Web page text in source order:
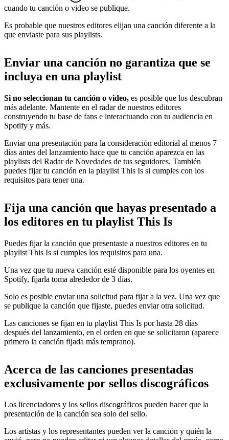
cuando tu canción o video se publique.
Es probable que nuestros editores elijan una canción diferente a la
que enviaste para sus playlists.
Enviar una canción no garantiza que se
incluya en una playlist
Si no seleccionan tu canción o video, es posible que los descubran
más adelante. Mantente en el radar de nuestros editores
construyendo tu base de fans e interactuando con tu audiencia en
Spotify y más.
Enviar una presentación para la consideración editorial al menos 7
días antes del lanzamiento hace que tu canción aparezca en las
playlists del Radar de Novedades de tus seguidores. También
puedes fijar tu canción en la playlist This Is si cumples con los
requisitos para tener una.
Fija una canción que hayas presentado a
los editores en tu playlist This Is
Puedes fijar la canción que presentaste a nuestros editores en tu
playlist This Is si cumples los requisitos para una.
Una vez que tu nueva canción esté disponible para los oyentes en
Spotify, fijarla toma alrededor de 3 días.
Solo es posible enviar una solicitud para fijar a la vez. Una vez que
se publique la canción que fijaste, puedes enviar otra solicitud.
Las canciones se fijan en tu playlist This Is por hasta 28 días
después del lanzamiento, en el orden en que se solicitaron (aparece
primero la canción fijada más temprano).
Acerca de las canciones presentadas
exclusivamente por sellos discográficos
Los licenciadores y los sellos discográficos pueden hacer que la
presentación de la canción sea solo del sello.
Los artistas y los representantes pueden ver la canción y quién la